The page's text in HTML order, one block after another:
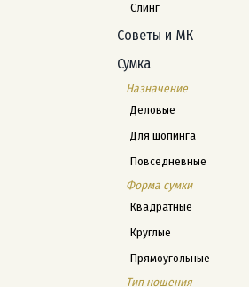
Слинг
Советы и МК
Сумка
Назначение
Деловые
Для шопинга
Повседневные
Форма сумки
Квадратные
Круглые
Прямоугольные
Тип ношения